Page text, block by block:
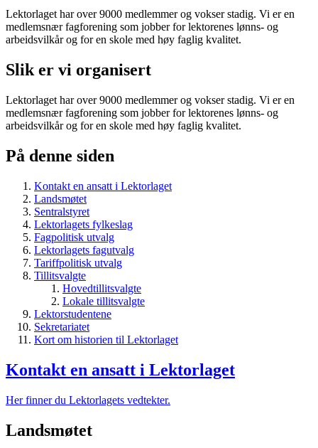
Lektorlaget har over 9000 medlemmer og vokser stadig. Vi er en
medlemsnær fagforening som jobber for lektorenes lønns- og
arbeidsvilkår og for en skole med høy faglig kvalitet.
Slik er vi organisert
Lektorlaget har over 9000 medlemmer og vokser stadig. Vi er en
medlemsnær fagforening som jobber for lektorenes lønns- og
arbeidsvilkår og for en skole med høy faglig kvalitet.
På denne siden
Kontakt en ansatt i Lektorlaget
Landsmøtet
Sentralstyret
Lektorlagets fylkeslag
Fagpolitisk utvalg
Lektorlagets fagutvalg
Tariffpolitisk utvalg
Tillitsvalgte
Hovedtillitsvalgte
Lokale tillitsvalgte
Lektorstudentene
Sekretariatet
Kort om historien til Lektorlaget
Kontakt en ansatt i Lektorlaget
Her finner du Lektorlagets vedtekter.
Landsmøtet